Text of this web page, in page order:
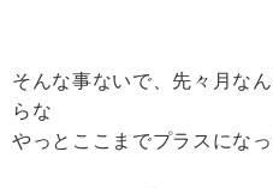
そんな事ないで、先々月な
らな
やっとここまでプラスにな